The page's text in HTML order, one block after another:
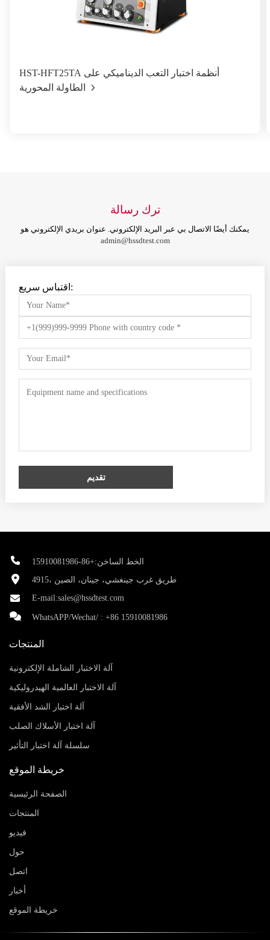
HST-HFT25TA أنظمة اختبار التعب الديناميكي على
الطاولة المحورية
ترك رسالة
يمكنك أيضًا الاتصال بي عبر البريد الإلكتروني. عنوان بريدي الإلكتروني هو
admin@hssdtest.com
اقتباس سريع:
تقديم
الخط الساخن:+86-15910081986
4915، طريق غرب جينغشي، جينان، الصين
E-mail:sales@hssdtest.com
WhatsAPP/Wechat/ : +86 15910081986
المنتجات
آلة الاختبار الشاملة الإلكترونية
آلة الاختبار العالمية الهيدروليكية
آلة اختبار الشد الأفقية
آلة اختبار الأسلاك الصلب
سلسلة آلة اختبار التأثير
خريطة الموقع
الصفحة الرئيسية
المنتجات
فيديو
حول
اتصل
أخبار
خريطة الموقع